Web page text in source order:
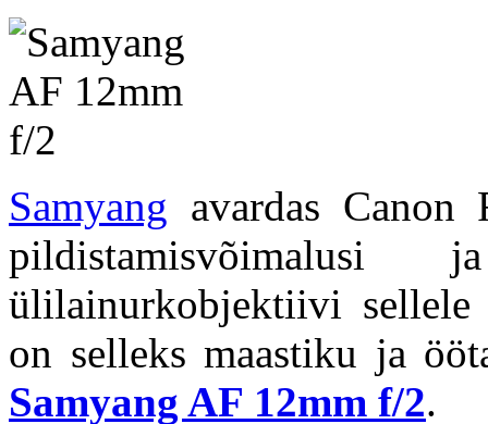
Samyang avardas Canon
ülilainurkobjektiivi sellele
on selleks maastiku ja
Samyang AF 12mm f/2.